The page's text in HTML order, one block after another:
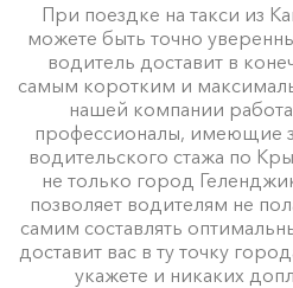
При поездке на такси из
можете быть точно
водитель доставит в
самым коротким и
нашей компании
профессионалы, имеющие
водительского стажа по
не только город
позволяет водителям не
самим составлять
доставит вас в ту точку
укажете и никаких